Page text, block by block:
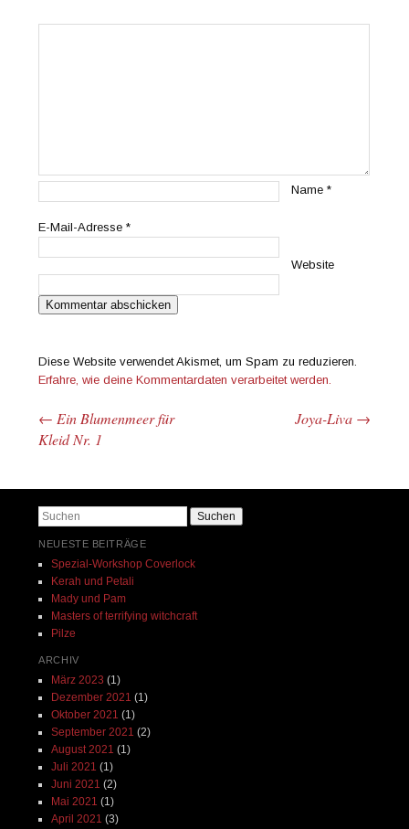
Name*
E-Mail-Adresse*
Website
Diese Website verwendet Akismet, um Spam zu reduzieren.
Erfahre, wie deine Kommentardaten verarbeitet werden.
Beitrags-Navigation
← Ein Blumenmeer für
Kleid Nr. 1
Joya-Liva →
Suchen
NEUESTE BEITRÄGE
Spezial-Workshop Coverlock
Kerah und Petali
Mady und Pam
Masters of terrifying witchcraft
Pilze
ARCHIV
März 2023 (1)
Dezember 2021 (1)
Oktober 2021 (1)
September 2021 (2)
August 2021 (1)
Juli 2021 (1)
Juni 2021 (2)
Mai 2021 (1)
April 2021 (3)